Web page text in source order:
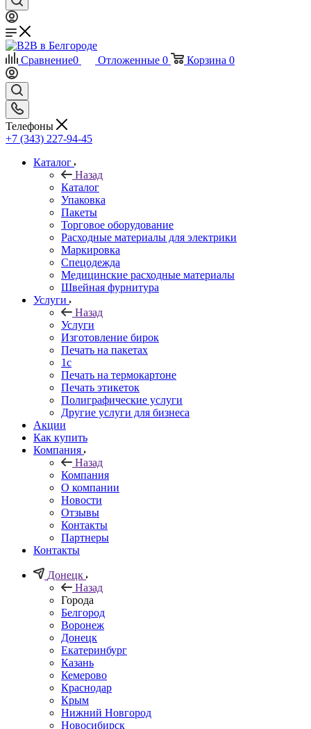
Сравнение0 Отложенные 0 Корзина 0
Телефоны
+7 (343) 227-94-45
Каталог
Назад
Каталог
Упаковка
Пакеты
Торговое оборудование
Расходные материалы для электрики
Маркировка
Спецодежда
Медицинские расходные материалы
Швейная фурнитура
Услуги
Назад
Услуги
Изготовление бирок
Печать на пакетах
1c
Печать на термокартоне
Печать этикеток
Полиграфические услуги
Другие услуги для бизнеса
Акции
Как купить
Компания
Назад
Компания
О компании
Новости
Отзывы
Контакты
Партнеры
Контакты
Донецк
Назад
Города
Белгород
Воронеж
Донецк
Екатеринбург
Казань
Кемерово
Краснодар
Крым
Нижний Новгород
Новосибирск